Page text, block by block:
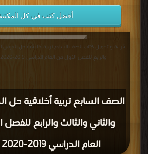
أفضل كتب في كل
الصف السابع تربية أخلاقية حل
والثاني والثالث والرابع
العام الدراسي 2019-2020 PDF
قراءة و تحميل كتاب الصف السابع تربية أخلاقية حل الدرس
والرابع للفصل الأول من العام الدراسي 2019-2020 PDF مجانا